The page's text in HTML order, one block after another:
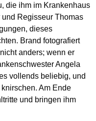
die ihm im Krankenhaus
Regisseur Thomas
dieses
Brand fotografiert
anders; wenn er
Angela
vollends beliebig, und
Am Ende
und bringen ihm